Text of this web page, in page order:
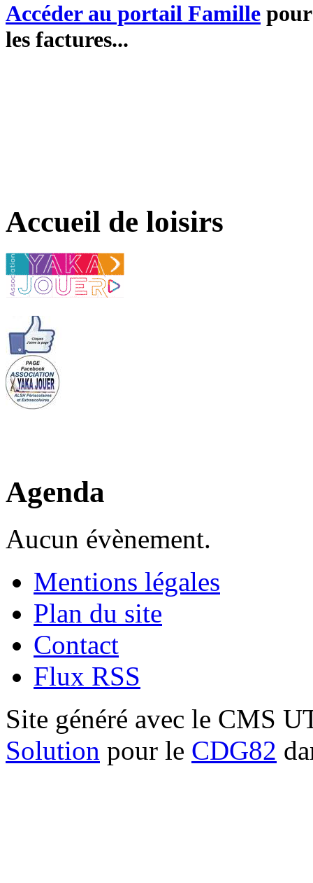
Accéder au portail Famille
les factures...
Accueil de loisirs
Agenda
Aucun évènement.
Mentions légales
Plan du site
Contact
Flux RSS
Site généré avec le CMS
Solution pour le CDG82